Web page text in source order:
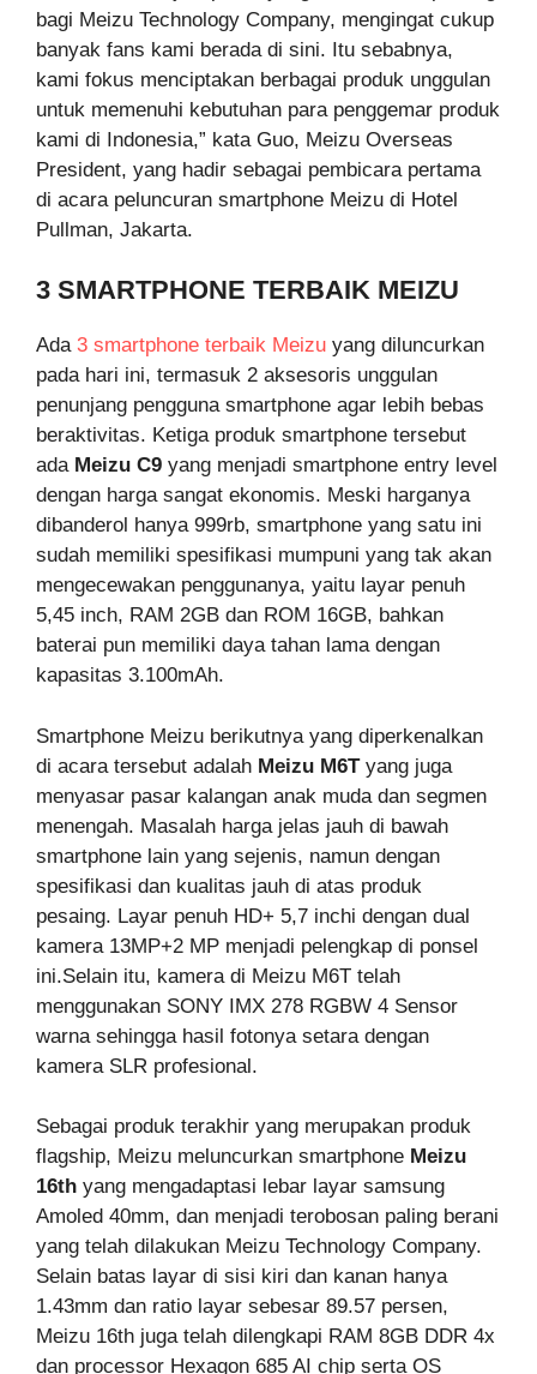
bagi Meizu Technology Company, mengingat cukup
banyak fans kami berada di sini. Itu sebabnya,
kami fokus menciptakan berbagai produk unggulan
untuk memenuhi kebutuhan para penggemar produk
kami di Indonesia,” kata Guo, Meizu Overseas
President, yang hadir sebagai pembicara pertama
di acara peluncuran smartphone Meizu di Hotel
Pullman, Jakarta.
3 SMARTPHONE TERBAIK MEIZU
Ada 3 smartphone terbaik Meizu yang diluncurkan
pada hari ini, termasuk 2 aksesoris unggulan
penunjang pengguna smartphone agar lebih bebas
beraktivitas. Ketiga produk smartphone tersebut
ada Meizu C9 yang menjadi smartphone entry level
dengan harga sangat ekonomis. Meski harganya
dibanderol hanya 999rb, smartphone yang satu ini
sudah memiliki spesifikasi mumpuni yang tak akan
mengecewakan penggunanya, yaitu layar penuh
5,45 inch, RAM 2GB dan ROM 16GB, bahkan
baterai pun memiliki daya tahan lama dengan
kapasitas 3.100mAh.
Smartphone Meizu berikutnya yang diperkenalkan
di acara tersebut adalah Meizu M6Tyang juga
menyasar pasar kalangan anak muda dan segmen
menengah. Masalah harga jelas jauh di bawah
smartphone lain yang sejenis, namun dengan
spesifikasi dan kualitas jauh di atas produk
pesaing. Layar penuh HD+ 5,7 inchi dengan dual
kamera 13MP+2 MP menjadi pelengkap di ponsel
ini.Selain itu, kamera di Meizu M6T telah
menggunakan SONY IMX 278 RGBW 4 Sensor
warna sehingga hasil fotonya setara dengan
kamera SLR profesional.
Sebagai produk terakhir yang merupakan produk
flagship, Meizu meluncurkan smartphone Meizu
16th yang mengadaptasi lebar layar samsung
Amoled 40mm, dan menjadi terobosan paling berani
yang telah dilakukan Meizu Technology Company.
Selain batas layar di sisi kiri dan kanan hanya
1.43mm dan ratio layar sebesar 89.57 persen,
Meizu 16th juga telah dilengkapi RAM 8GB DDR 4x
dan processor Hexagon 685 AI chip serta OS